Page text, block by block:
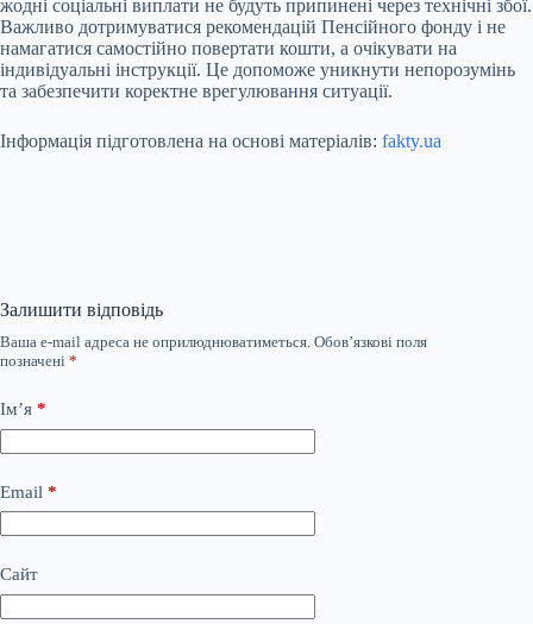
жодні соціальні виплати не будуть припинені через технічні збої.
Важливо дотримуватися рекомендацій Пенсійного фонду і не
намагатися самостійно повертати кошти, а очікувати на
індивідуальні інструкції. Це допоможе уникнути непорозумінь
та забезпечити коректне врегулювання ситуації.
Інформація підготовлена на основі матеріалів: fakty.ua
Залишити відповідь
Ваша e-mail адреса не оприлюднюватиметься. Обов’язкові поля
позначені *
Ім’я *
Email *
Сайт